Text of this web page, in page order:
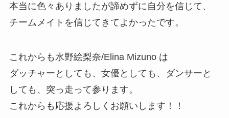
本当に色々ありましたが諦めずに自分を信じて、
チームメイトを信じてきてよかったです。
これからも水野絵梨奈/Elina Mizuno は
ダッチャーとしても、女優としても、ダンサーと
しても、突っ走って参ります。
これからも応援よろしくお願いします！！